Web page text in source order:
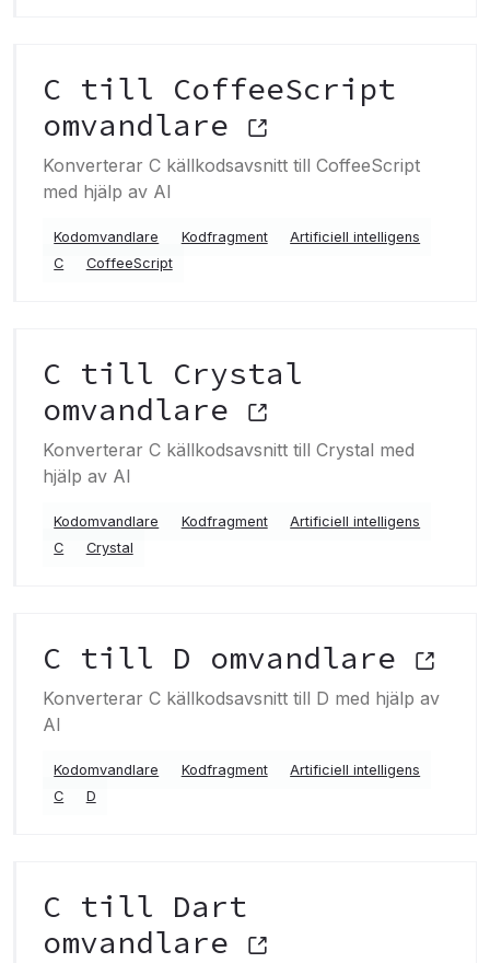
C till CoffeeScript
omvandlare
Konverterar C källkodsavsnitt till CoffeeScript
med hjälp av AI
Kodomvandlare Kodfragment
Artificiell intelligens
C
CoffeeScript
C till Crystal
omvandlare
Konverterar C källkodsavsnitt till Crystal med
hjälp av AI
Kodomvandlare Kodfragment
Artificiell intelligens
C
Crystal
C till D omvandlare
Konverterar C källkodsavsnitt till D med hjälp av
AI
Kodomvandlare Kodfragment
Artificiell intelligens
C
D
C till Dart
omvandlare